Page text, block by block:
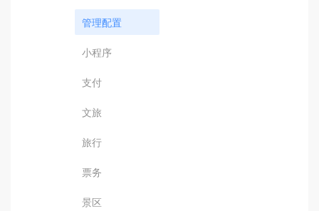
管理配置
小程序
支付
文旅
旅行
票务
景区